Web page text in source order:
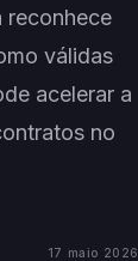
reconhece
válidas
acelerar a
no
17 maio 2026